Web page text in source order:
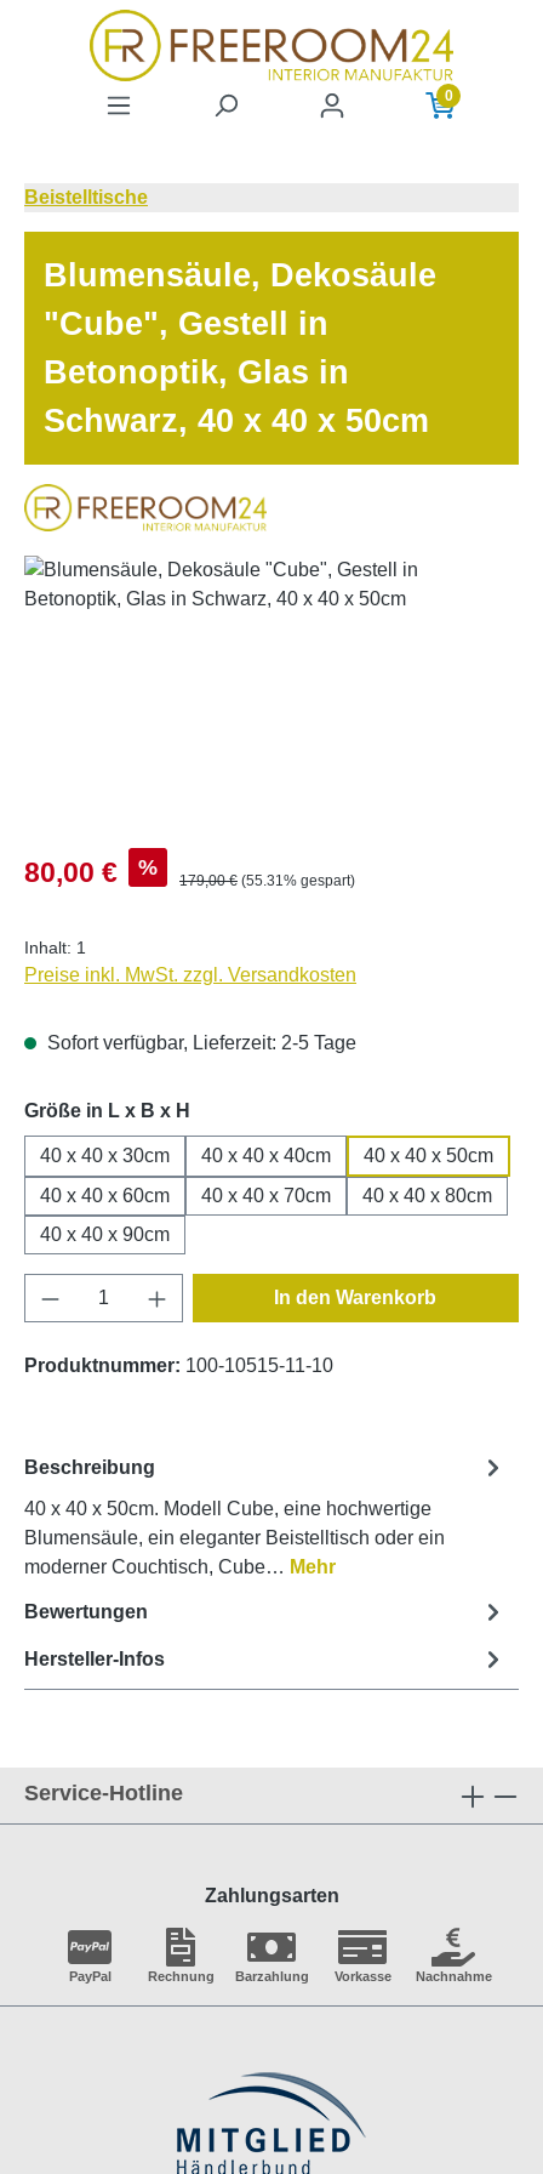
Zum Hauptinhalt springen
0
Beistelltische
Blumensäule, Dekosäule
"Cube", Gestell in
Betonoptik, Glas in
Schwarz, 40 x 40 x 50cm
Bildergalerie überspringen
Verkaufspreis:
80,00 € % Regulärer Preis:
179,00 € (55.31% gespart)
Inhalt: 1
Preise inkl. MwSt. zzgl. Versandkosten
Sofort verfügbar, Lieferzeit: 2-5 Tage
Größe in L x B x H
40 x 40 x 30cm 40 x 40 x 40cm
40 x 40 x 50cm
40 x 40 x 60cm
40 x 40 x 70cm
40 x 40 x 80cm
40 x 40 x 90cm
Produkt Anzahl: Gib den gewünschten
In den Warenkorb
Produktnummer: 100-10515-11-10
Beschreibung
40 x 40 x 50cm. Modell Cube, eine hochwertige
Blumensäule, ein eleganter Beistelltisch oder ein
moderner Couchtisch, Cube… Mehr
Bewertungen
Hersteller-Infos
Service-Hotline
Zahlungsarten
PayPal Rechnung Barzahlung Vorkasse Nachnahme